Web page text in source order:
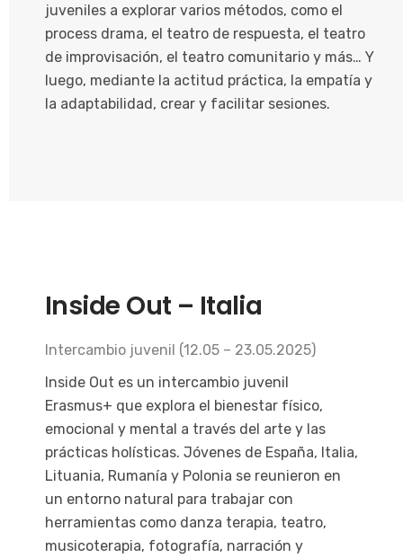
juveniles a explorar varios métodos, como el
process drama, el teatro de respuesta, el teatro
de improvisación, el teatro comunitario y más… Y
luego, mediante la actitud práctica, la empatía y
la adaptabilidad, crear y facilitar sesiones.
Inside Out – Italia
Intercambio juvenil (12.05 – 23.05.2025)
Inside Out es un intercambio juvenil
Erasmus+ que explora el bienestar físico,
emocional y mental a través del arte y las
prácticas holísticas. Jóvenes de España, Italia,
Lituania, Rumanía y Polonia se reunieron en
un entorno natural para trabajar con
herramientas como danza terapia, teatro,
musicoterapia, fotografía, narración y